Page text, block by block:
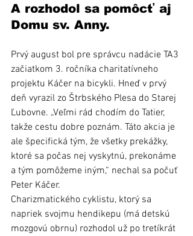
A rozhodol sa pomôcť aj
Domu sv. Anny.
Prvý august bol pre správcu nadácie TA3
začiatkom 3. ročníka charitatívneho
projektu Káčer na bicykli. Hneď v prvý
deň vyrazil zo Štrbského Plesa do Starej
Ľubovne. „Veľmi rád chodím do Tatier,
takže cestu dobre poznám. Táto akcia je
ale špecifická tým, že všetky prekážky,
ktoré sa počas nej vyskytnú, prekonáme
a tým pomôžeme iným,“ nechal sa počuť
Peter Káčer.
Charizmatického cyklistu, ktorý sa
napriek svojmu hendikepu (má detskú
mozgovú obrnu) rozhodol už po tretíkrát